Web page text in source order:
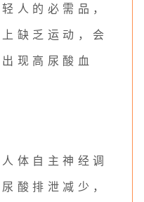
人的必需品，
缺乏运动，会
现高尿酸血
体自主神经调
酸排泄减少，